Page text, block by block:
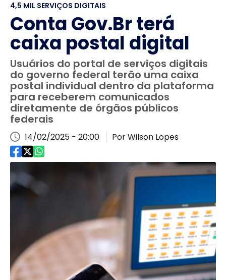
4,5 MIL SERVIÇOS DIGITAIS
Conta Gov.Br terá
caixa postal digital
Usuários do portal de serviços digitais
do governo federal terão uma caixa
postal individual dentro da plataforma
para receberem comunicados
diretamente de órgãos públicos
federais
14/02/2025 - 20:00 Por Wilson Lopes